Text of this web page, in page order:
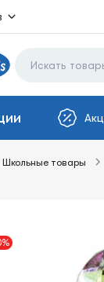
Школьные товары